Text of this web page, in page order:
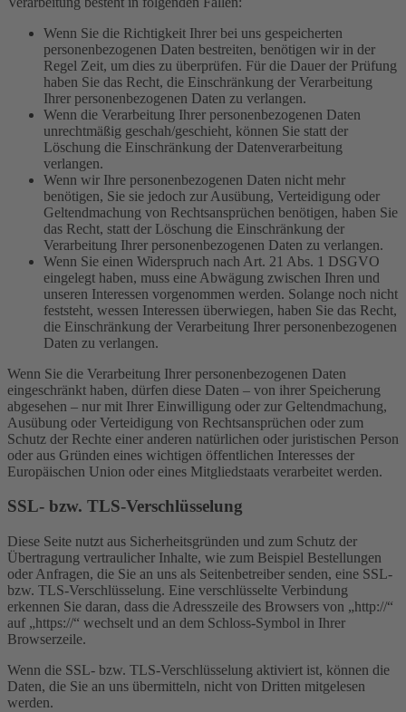
Wenn Sie die Richtigkeit Ihrer bei uns gespeicherten
personenbezogenen Daten bestreiten, benötigen wir in der
Regel Zeit, um dies zu überprüfen. Für die Dauer der Prüfung
haben Sie das Recht, die Einschränkung der Verarbeitung
Ihrer personenbezogenen Daten zu verlangen.
Wenn die Verarbeitung Ihrer personenbezogenen Daten
unrechtmäßig geschah/geschieht, können Sie statt der
Löschung die Einschränkung der Datenverarbeitung
verlangen.
Wenn wir Ihre personenbezogenen Daten nicht mehr
benötigen, Sie sie jedoch zur Ausübung, Verteidigung oder
Geltendmachung von Rechtsansprüchen benötigen, haben Sie
das Recht, statt der Löschung die Einschränkung der
Verarbeitung Ihrer personenbezogenen Daten zu verlangen.
Wenn Sie einen Widerspruch nach Art. 21 Abs. 1 DSGVO
eingelegt haben, muss eine Abwägung zwischen Ihren und
unseren Interessen vorgenommen werden. Solange noch nicht
feststeht, wessen Interessen überwiegen, haben Sie das Recht,
die Einschränkung der Verarbeitung Ihrer personenbezogenen
Daten zu verlangen.
Wenn Sie die Verarbeitung Ihrer personenbezogenen Daten
eingeschränkt haben, dürfen diese Daten – von ihrer Speicherung
abgesehen – nur mit Ihrer Einwilligung oder zur Geltendmachung,
Ausübung oder Verteidigung von Rechtsansprüchen oder zum
Schutz der Rechte einer anderen natürlichen oder juristischen Person
oder aus Gründen eines wichtigen öffentlichen Interesses der
Europäischen Union oder eines Mitgliedstaats verarbeitet werden.
SSL- bzw. TLS-Verschlüsselung
Diese Seite nutzt aus Sicherheitsgründen und zum Schutz der
Übertragung vertraulicher Inhalte, wie zum Beispiel Bestellungen
oder Anfragen, die Sie an uns als Seitenbetreiber senden, eine SSL-
bzw. TLS-Verschlüsselung. Eine verschlüsselte Verbindung
erkennen Sie daran, dass die Adresszeile des Browsers von „http://“
auf „https://“ wechselt und an dem Schloss-Symbol in Ihrer
Browserzeile.
Wenn die SSL- bzw. TLS-Verschlüsselung aktiviert ist, können die
Daten, die Sie an uns übermitteln, nicht von Dritten mitgelesen
werden.